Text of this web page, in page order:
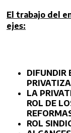
El trabajo del
ejes:
DIFUNDIR
LA
ROL DE
ROL